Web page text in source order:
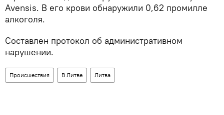
Avensis. В его крови обнаружили 0,62 промилле
алкоголя.
Составлен протокол об административном
нарушении.
Происшествия В Литве Литва